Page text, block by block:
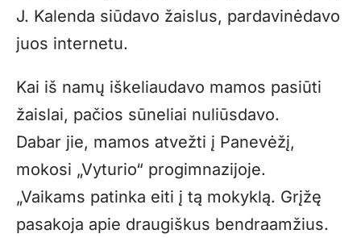
J. Kalenda siūdavo žaislus, pardavinėdavo
juos internetu.
Kai iš namų iškeliaudavo mamos pasiūti
žaislai, pačios sūneliai nuliūsdavo.
Dabar jie, mamos atvežti į Panevėžį,
mokosi „Vyturio“ progimnazijoje.
„Vaikams patinka eiti į tą mokyklą. Grįžę
pasakoja apie draugiškus bendraamžius.